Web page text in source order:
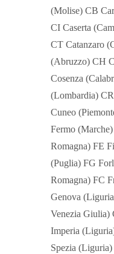
(Molise) CB
CI Caserta
CT Catanzaro
(Abruzzo) CH
Cosenza
(Lombardia)
Cuneo
Fermo
Romagna) FE
(Puglia) FG
Romagna) FC
Genova
Venezia Giulia)
Imperia
Spezia